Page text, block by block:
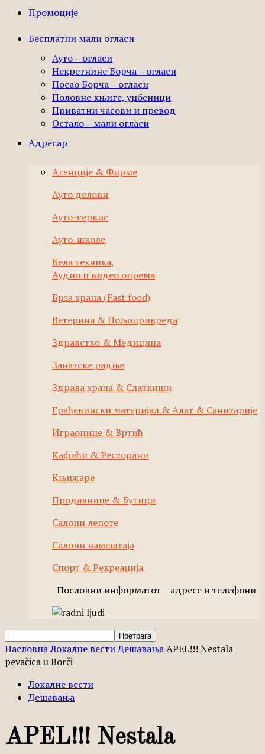
Промоције
Бесплатни мали огласи
Ауто – огласи
Некретнине Борча – огласи
Посао Борча – огласи
Половне књиге, уџбеници
Приватни часови и превод
Остало – мали огласи
Адресар
Агенције & Фирме
Ауто делови
Ауто-сервис
Ауто-школе
Бела техника,
Аудио и видео опрема
Брза храна (Fast food)
Ветерина & Пољопривреда
Здравство & Медицина
Занатске радње
Здрава храна & Слаткиши
Грађевински материјал & Алат & Санитарије
Играонице & Вртић
Кафићи & Ресторани
Књижаре
Продавнице & Бутици
Салони лепоте
Салони намештаја
Спорт & Рекреација
Пословни информатот – адресе и телефони
НасловнаЛокалне вестиДешавањаAPEL!!! Nestala
pevačica u Borči
Локалне вести
Дешавања
APEL!!! Nestala